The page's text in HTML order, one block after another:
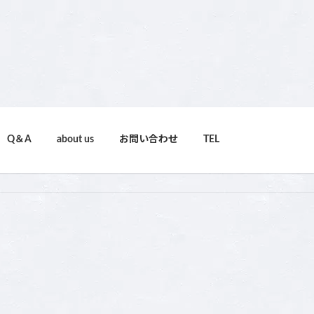
Q＆A about us お問い合わせ TEL